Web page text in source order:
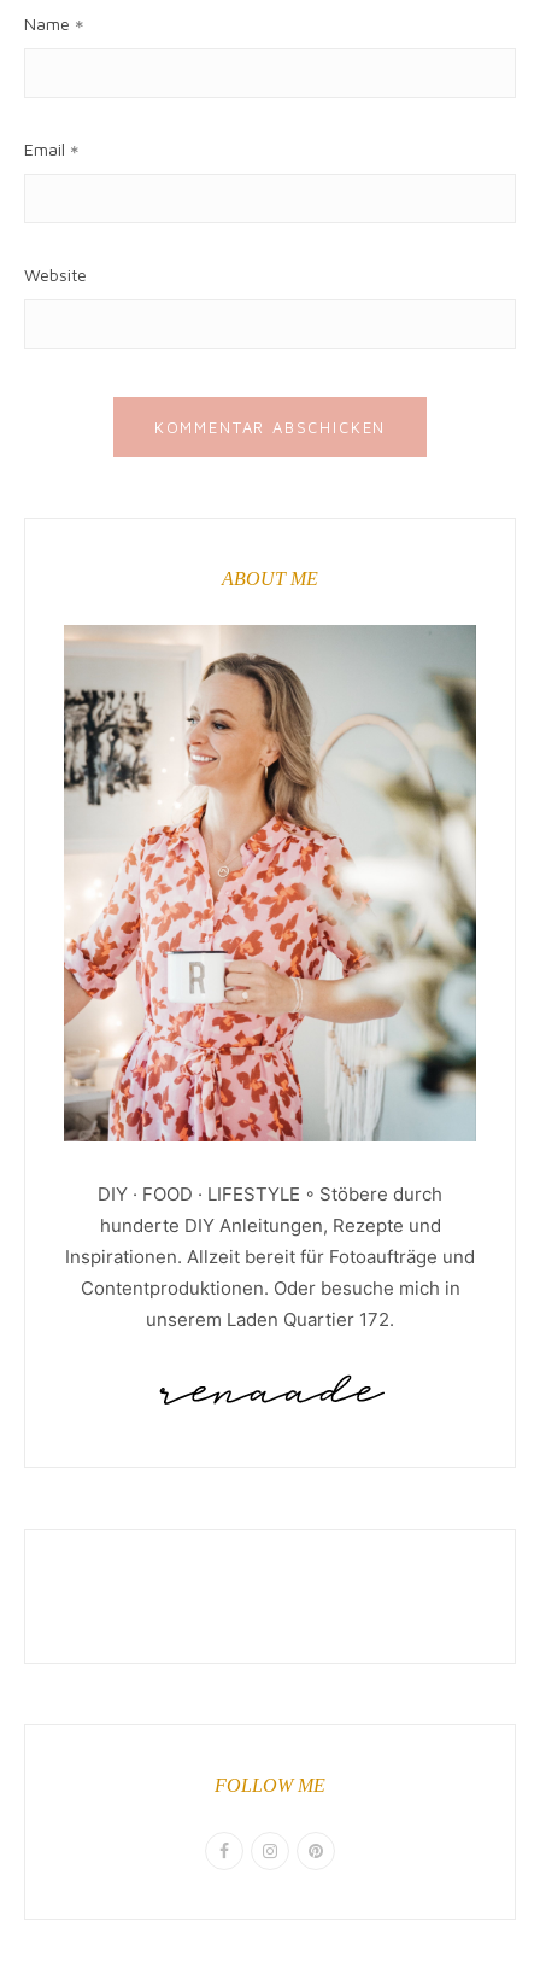
Name *
Email *
Website
ABOUT ME
DIY · FOOD · LIFESTYLE ◦ Stöbere durch
hunderte DIY Anleitungen, Rezepte und
Inspirationen. Allzeit bereit für Fotoaufträge und
Contentproduktionen. Oder besuche mich in
unserem Laden Quartier 172.
FOLLOW ME